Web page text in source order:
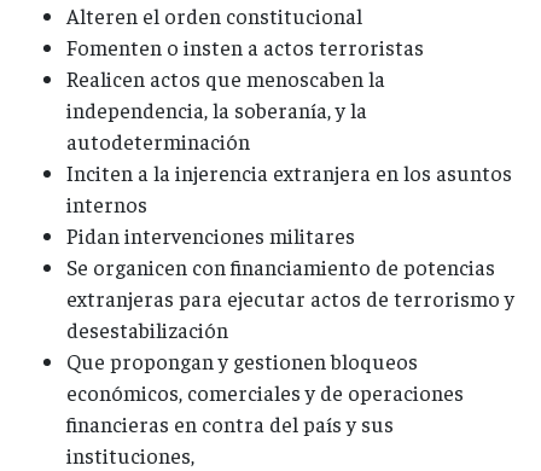
Alteren el orden constitucional
Fomenten o insten a actos terroristas
Realicen actos que menoscaben la
independencia, la soberanía, y la
autodeterminación
Inciten a la injerencia extranjera en los asuntos
internos
Pidan intervenciones militares
Se organicen con financiamiento de potencias
extranjeras para ejecutar actos de terrorismo y
desestabilización
Que propongan y gestionen bloqueos
económicos, comerciales y de operaciones
financieras en contra del país y sus
instituciones,